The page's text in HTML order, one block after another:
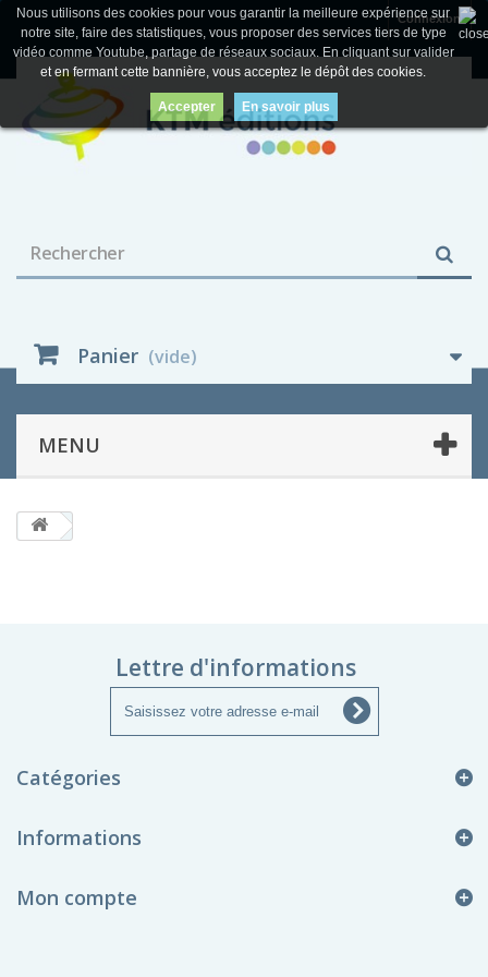
Connexion
Panier (vide)
MENU
Nous utilisons des cookies pour vous garantir la meilleure expérience sur
notre site, faire des statistiques, vous proposer des services tiers de type
vidéo comme Youtube, partage de réseaux sociaux. En cliquant sur valider
et en fermant cette bannière, vous acceptez le dépôt des cookies.
Accepter En savoir plus
Lettre d'informations
Catégories
Informations
Mon compte